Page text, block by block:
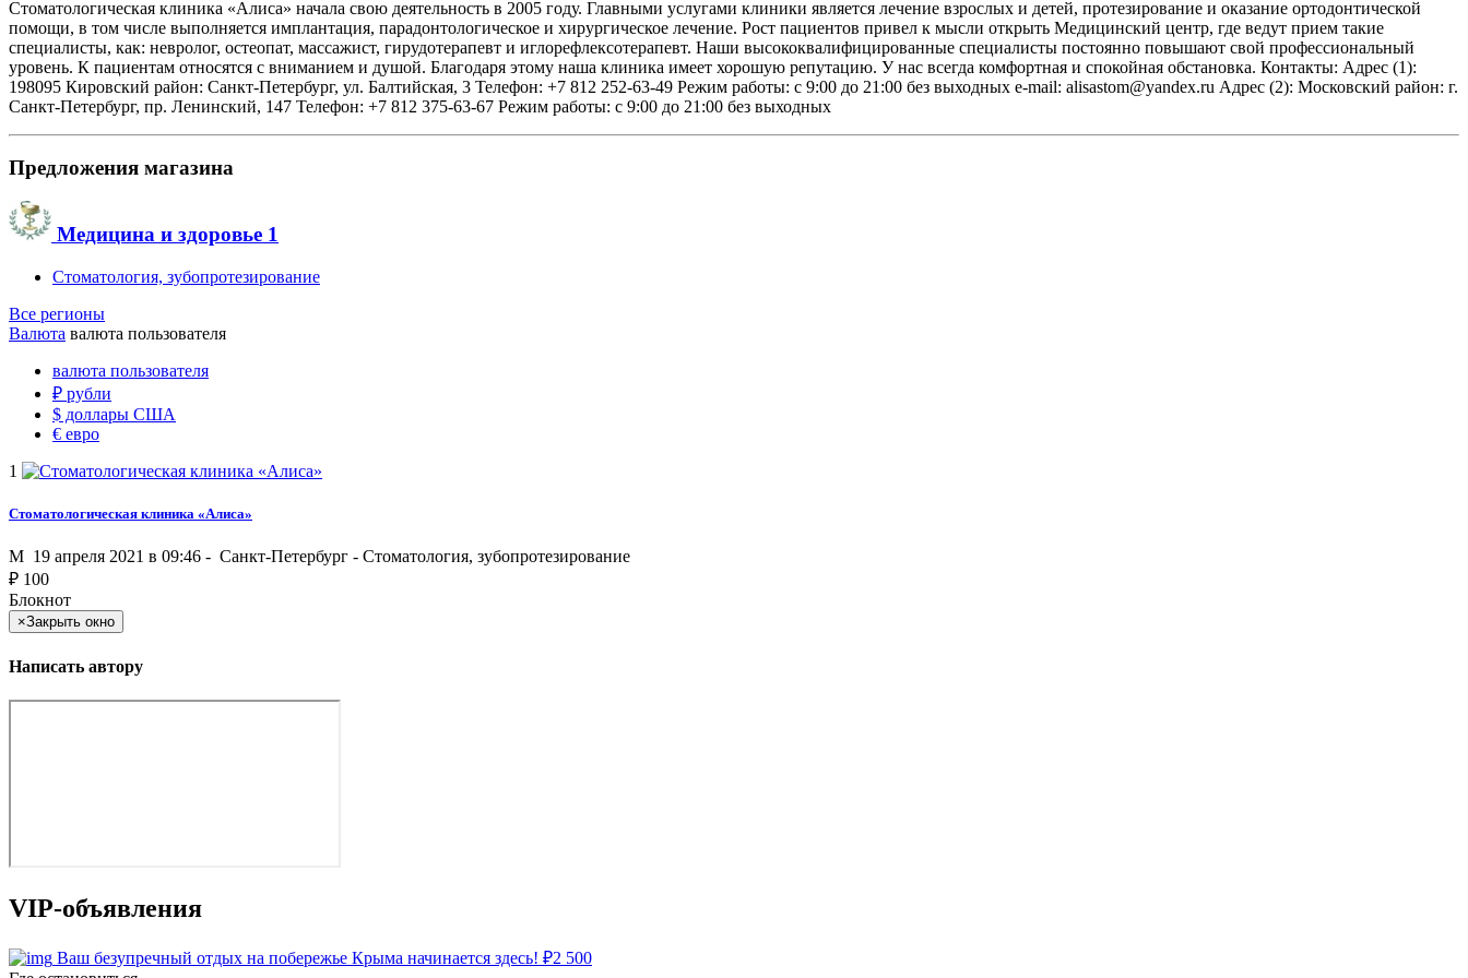
Стоматологическая клиника «Алиса» начала свою деятельность в 2005 году. Главными услугами клиники является лечение взрослых и детей, протезирование и оказание ортодонтической
помощи, в том числе выполняется имплантация, парадонтологическое и хирургическое лечение. Рост пациентов привел к мысли открыть Медицинский центр, где ведут прием такие
специалисты, как: невролог, остеопат, массажист, гирудотерапевт и иглорефлексотерапевт. Наши высококвалифицированные специалисты постоянно повышают свой профессиональный
уровень. К пациентам относятся с вниманием и душой. Благодаря этому наша клиника имеет хорошую репутацию. У нас всегда комфортная и спокойная обстановка. Контакты: Адрес (1):
198095 Кировский район: Санкт-Петербург, ул. Балтийская, 3 Телефон: +7 812 252-63-49 Режим работы: с 9:00 до 21:00 без выходных e-mail: alisastom@yandex.ru Адрес (2): Московский район: г.
Санкт-Петербург, пр. Ленинский, 147 Телефон: +7 812 375-63-67 Режим работы: с 9:00 до 21:00 без выходных
Предложения магазина
Медицина и здоровье 1
Стоматология, зубопротезирование
Все регионы
Валюта валюта пользователя
валюта пользователя
₽ рубли
$ доллары США
€ евро
1
Стоматологическая клиника «Алиса»
M 19 апреля 2021 в 09:46 - Санкт-Петербург - Стоматология, зубопротезирование
₽ 100
Блокнот
×Закрыть окно
Написать автору
VIP-объявления
Ваш безупречный отдых на побережье Крыма начинается здесь! ₽2 500